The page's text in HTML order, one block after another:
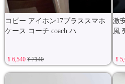
コピー アイホン17プラススマホ
ケース コーチ coach ハ
¥ 6,540¥ 7140
激
風
¥